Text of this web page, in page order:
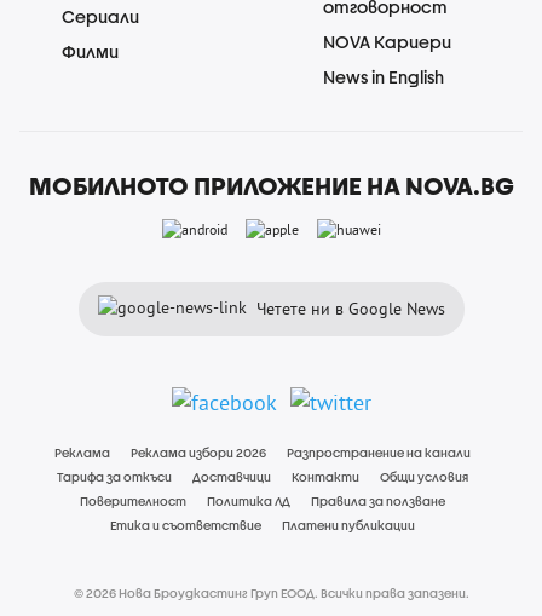
Сериали
Филми
отговорност
NOVA Кариери
News in English
МОБИЛНОТО ПРИЛОЖЕНИЕ НА NOVA.BG
Четете ни в Google News
Реклама Реклама избори 2026
Разпространение на канали
Тарифа за откъси
Доставчици Контакти
Общи условия
Поверителност
Политика ЛД
Правила за ползване
Етика и съответствие
Платени публикации
© 2026 Нова Броудкастинг Груп ЕООД. Всички права запазени.